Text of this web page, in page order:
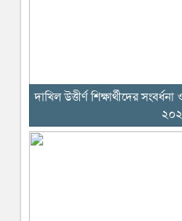
দাখিল উত্তীর্ণ শিক্ষার্থীদের